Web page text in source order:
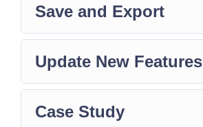
Save and Export
Update New Features
Case Study